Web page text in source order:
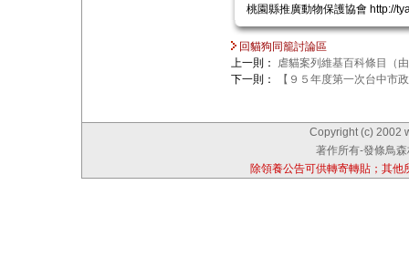
桃園縣推廣動物保護協會 http://
回貓狗同籠討論區
上一則：
虐貓案列維基百科條目（
下一則：
【９５年度第一次台中市
Copyright (c) 2002
著作所有-發條鳥
除領養公告可供轉寄轉貼；其